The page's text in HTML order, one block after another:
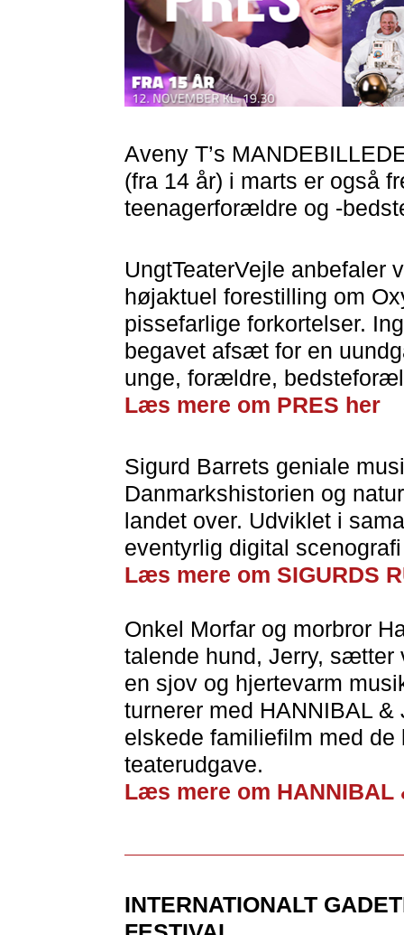
Aveny T’s
(fra 14 år) i marts er også
teenagerforældre og -
UngtTeaterVejle anbefaler
højaktuel forestilling om
pissefarlige forkortelser.
begavet afsæt for en
unge, forældre,
Læs mere om PRES her
Sigurd Barrets geniale
Danmarkshistorien og
landet over. Udviklet i
eventyrlig digital
Læs mere om SIGURDS
Onkel Morfar og morbror
talende hund, Jerry,
en sjov og hjertevarm
turnerer med HANNIBAL
elskede familiefilm med
teaterudgave.
Læs mere om HANNIBAL
INTERNATIONALT